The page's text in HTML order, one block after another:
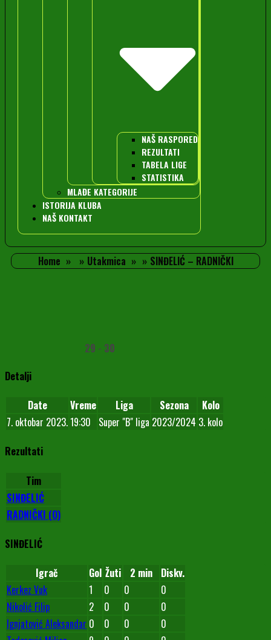
NAŠ RASPORED
REZULTATI
TABELA LIGE
STATISTIKA
MLAĐE KATEGORIJE
ISTORIJA KLUBA
NAŠ KONTAKT
Home Utakmica SINĐELIĆ – RADNIČKI
29 - 30
Detalji
Date Vreme Liga Sezona
Kolo
7. oktobar 2023.19:30 Super "B" liga 2023/2024 3. kolo
Rezultati
Tim
SINĐELIĆ
RADNIČKI (O)
SINĐELIĆ
Igrač Gol Žuti 2 min
Diskv.
Kerkez Vuk
1 0 0
0
Nikolić Filip
2 0 0
0
Ignjatović Aleksandar 0 0 0
0